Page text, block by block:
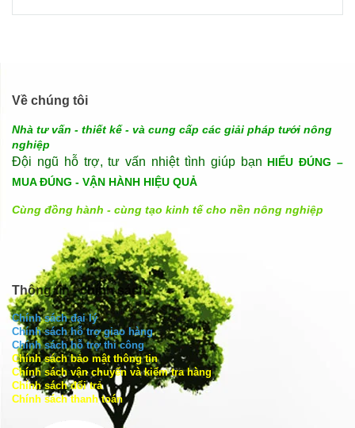
Về chúng tôi
Nhà tư vấn - thiết kế - và cung cấp các giải pháp tưới nông
nghiệp
Đội ngũ hỗ trợ, tư vấn nhiệt tình giúp bạn HIỂU ĐÚNG –
MUA ĐÚNG - VẬN HÀNH HIỆU QUẢ
Cùng đồng hành - cùng tạo kinh tế cho nền nông nghiệp
Thông tin - chính sách
Chính sách đại lý
Chính sách hỗ trợ giao hàng
Chính sách hỗ trợ thi công
Chính sách bảo mật thông tin
Chính sách vận chuyển và kiểm tra hàng
Chính sách đổi trả
Chính sách thanh toán